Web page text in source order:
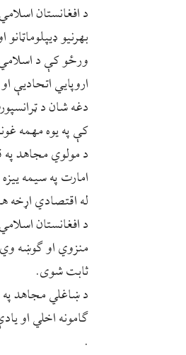
د افغانستان
بهرنیو
ورځو کې د اسلامي
اروپايي اتحادیې
دغه شان د
کې په یوه مهمه
د مولوي مجاهد په
امارت په سیمه
له اقتصادي
د افغانستان
منزوي او ګوښه
ثابت شوی.
د ښاغلي مجاهد
ګامونه اخلي او
.